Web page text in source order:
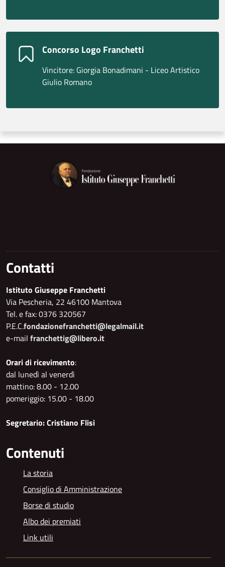
Concorso Logo Franchetti
Vincitore: Giorgia Bonadimani - Liceo Artistico
Giulio Romano
Contatti
Istituto Giuseppe Franchetti
Via Pescheria, 22 46100 Mantova
Tel. e fax: 0376 320567
P.E.C.fondazionefranchetti@legalmail.it
e-mail franchettig@libero.it
Orari di ricevimento:
dal lunedì al venerdì
mattino: 8.00 - 12.00
pomeriggio: 15.00 - 18.00
Segretario: Cristiano Flisi
Contenuti
La storia
Consiglio di Amministrazione
Borse di studio
Albo dei premiati
Link utili